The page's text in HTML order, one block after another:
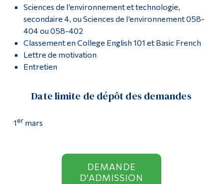
Sciences de l’environnement et technologie,
secondaire 4, ou Sciences de l’environnement 058-
404 ou 058-402
Classement en College English 101 et Basic French
Lettre de motivation
Entretien
Date limite de dépôt des demandes
1ermars
DEMANDE
D'ADMISSION